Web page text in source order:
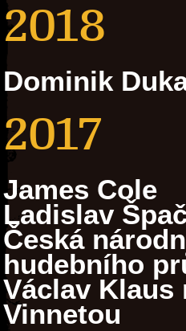
2018
Dominik
2017
James Cole
Ladislav
Česká
hudebního
Václav Klaus
Vinnetou